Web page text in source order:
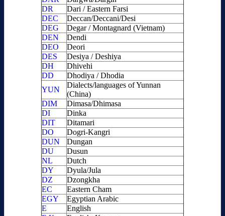
DR
Dari / Eastern Farsi
DEC
Deccan/Deccani/Desi
DEG
Degar / Montagnard (Vietnam)
DEN
Dendi
DEO
Deori
DES
Desiya / Deshiya
DH
Dhivehi
DD
Dhodiya / Dhodia
YUN
Dialects/languages of Yunnan
(China)
DIM
Dimasa/Dhimasa
DI
Dinka
DIT
Ditamari
DO
Dogri-Kangri
DUN
Dungan
DU
Dusun
NL
Dutch
DY
Dyula/Jula
DZ
Dzongkha
EC
Eastern Cham
EGY
Egyptian Arabic
E
English